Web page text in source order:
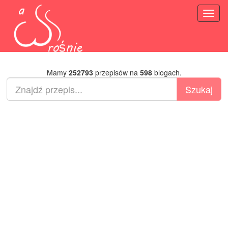
Mamy 252793przepisów na 598blogach.